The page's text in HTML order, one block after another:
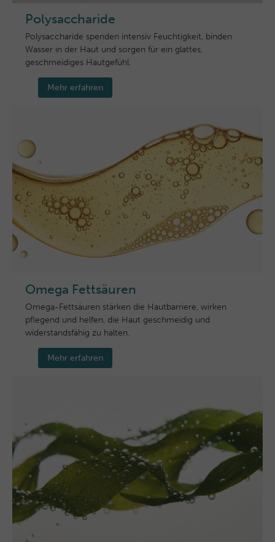
Polysaccharide
Polysaccharide spenden intensiv Feuchtigkeit, binden
Wasser in der Haut und sorgen für ein glattes,
geschmeidiges Hautgefühl.
Mehr erfahren
Omega Fettsäuren
Omega-Fettsäuren stärken die Hautbarriere, wirken
pflegend und helfen, die Haut geschmeidig und
widerstandsfähig zu halten.
Mehr erfahren